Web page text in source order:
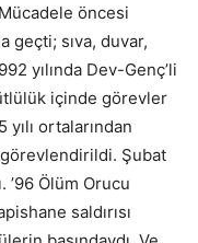
öncesi
geçti; sıva, duvar,
yılında Dev-Genç’li
içinde görevler
yılı ortalarından
Şubat
’96 Ölüm Orucu
saldırısı